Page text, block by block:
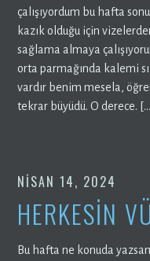
çalışıyordum bu hafta
kazık olduğu için
sağlama almaya
orta parmağında kalemi
vardır benim mesela,
tekrar büyüdü. O derece.
NISAN 14, 2024
HERKESİN
Bu hafta ne konuda